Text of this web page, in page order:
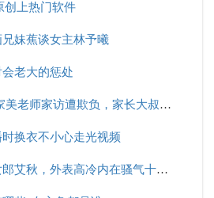
创上热门软件
妹蕉谈女主林予曦
老大的惩处
师家访遭欺负，家长大叔好凶猛！
换衣不小心走光视频
艾秋，外表高冷内在骚气十足？